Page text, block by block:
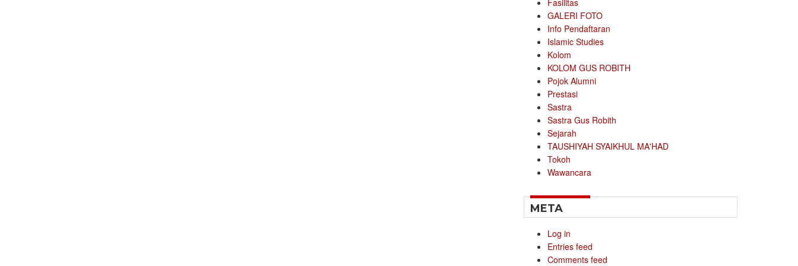
Fasilitas
GALERI FOTO
Info Pendaftaran
Islamic Studies
Kolom
KOLOM GUS ROBITH
Pojok Alumni
Prestasi
Sastra
Sastra Gus Robith
Sejarah
TAUSHIYAH SYAIKHUL MA'HAD
Tokoh
Wawancara
META
Log in
Entries feed
Comments feed